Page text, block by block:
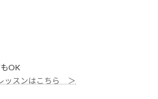
OK
ッスンはこちら ＞